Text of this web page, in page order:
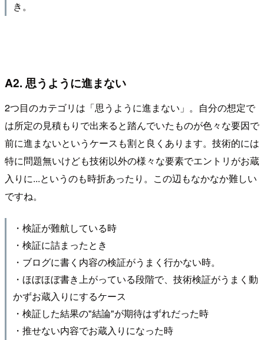
き。
A2. 思うように進まない
2つ目のカテゴリは「思うように進まない」。自分の想定で
は所定の見積もりで出来ると踏んでいたものが色々な要因で
前に進まないというケースも割と良くあります。技術的には
特に問題無いけども技術以外の様々な要素でエントリがお蔵
入りに...というのも時折あったり。この辺もなかなか難しい
ですね。
・検証が難航している時
・検証に詰まったとき
・ブログに書く内容の検証がうまく行かない時。
・ほぼほぼ書き上がっている段階で、技術検証がうまく動
かずお蔵入りにするケース
・検証した結果の"結論"が期待はずれだった時
・推せない内容でお蔵入りになった時